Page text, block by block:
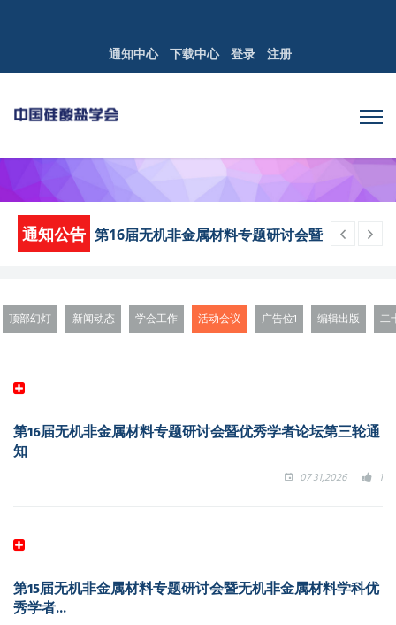
通知中心 下载中心 登录 注册
通知公告 第16届无机非金属材料专题研讨会暨
的公示
关于中国硅酸盐学会2025年度部门决
顶部幻灯 新闻动态 学会工作 活动会议 广告位1 编辑出版 二
第16届无机非金属材料专题研讨会暨优秀学者论坛第三轮通
知
07 31,2026 1
第15届无机非金属材料专题研讨会暨无机非金属材料学科优
秀学者...